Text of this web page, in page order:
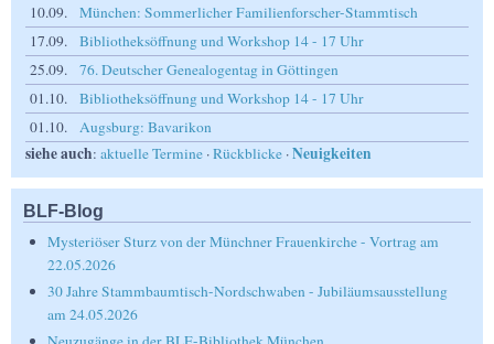
10.09.
München: Sommerlicher Familienforscher-Stammtisch
17.09.
Bibliotheksöffnung und Workshop 14 - 17 Uhr
25.09.
76. Deutscher Genealogentag in Göttingen
01.10.
Bibliotheksöffnung und Workshop 14 - 17 Uhr
01.10.
Augsburg: Bavarikon
siehe auch: aktuelle Termine ·Rückblicke ·Neuigkeiten
BLF-Blog
Mysteriöser Sturz von der Münchner Frauenkirche - Vortrag am
22.05.2026
30 Jahre Stammbaumtisch-Nordschwaben - Jubiläumsausstellung
am 24.05.2026